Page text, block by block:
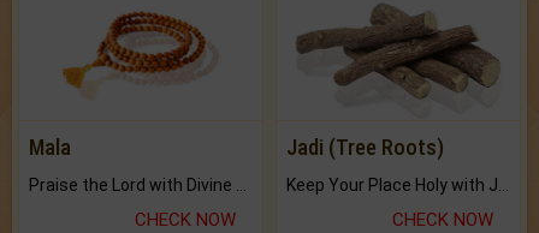
Mala
Praise the Lord with Divine Energies of Mala.
CHECK NOW
Jadi (Tree Roots)
Keep Your Place Holy with Jadi.
CHECK NOW